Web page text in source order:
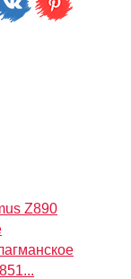
Z890